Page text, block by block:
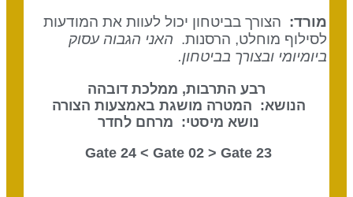
מורד:הצורך בביטחון יכול לעוות את המודעות
לסילוף מוחלט, הרסנות.האני הגבוה עסוק
ביומיומי ובצורך בביטחון.
רבע התרבות, ממלכת דובהה
הנושא: המטרה מושגת באמצעות הצורה
נושא מיסטי: מרחם לחדר
23 Gate 24 <
Gate 02> Gate